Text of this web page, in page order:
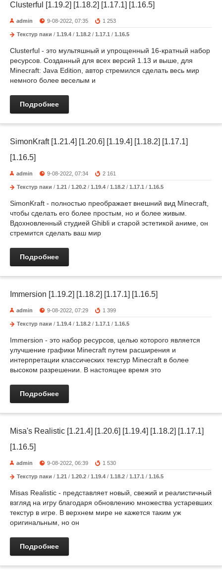
Clusterful [1.19.2] [1.18.2] [1.17.1] [1.16.5]
admin 9-08-2022, 07:35 1 253
Текстур паки / 1.19.4 / 1.18.2 / 1.17.1 / 1.16.5
Clusterful - это мультяшный и упрощенный 16-кратный набор
ресурсов. Созданный для всех версий 1.13 и выше, для
Minecraft: Java Edition, автор стремился сделать весь мир
немного более веселым и
Подробнее
SimonKraft [1.21.4] [1.20.6] [1.19.4] [1.18.2] [1.17.1]
[1.16.5]
admin 9-08-2022, 07:34 2 161
Текстур паки / 1.21 / 1.20.2 / 1.19.4 / 1.18.2 / 1.17.1 / 1.16.5
SimonKraft - полностью преображает внешний вид Minecraft,
чтобы сделать его более простым, но и более живым.
Вдохновленный студией Ghibli и старой эстетикой аниме, он
стремится сделать ваш мир
Подробнее
Immersion [1.19.2] [1.18.2] [1.17.1] [1.16.5]
admin 9-08-2022, 07:29 1 399
Текстур паки / 1.19.4 / 1.18.2 / 1.17.1 / 1.16.5
Immersion - это набор ресурсов, целью которого является
улучшение графики Minecraft путем расширения и
интерпретации классических текстур Minecraft в более
высоком разрешении. В настоящее время это
Подробнее
Misa's Realistic [1.21.4] [1.20.6] [1.19.4] [1.18.2] [1.17.1]
[1.16.5]
admin 9-08-2022, 06:39 1 530
Текстур паки / 1.21 / 1.20.2 / 1.19.4 / 1.18.2 / 1.17.1 / 1.16.5
Misas Realistic - представляет новый, свежий и реалистичный
взгляд на игру благодаря обновлению множества устаревших
текстур в игре. В верхнем мире не кажется таким уж
оригинальным, но он
Подробнее